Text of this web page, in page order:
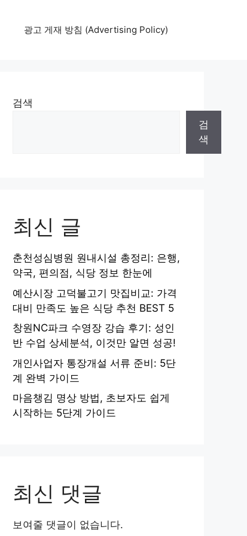
광고 게재 방침 (Advertising Policy)
검색
검
색
최신 글
춘천성심병원 원내시설 총정리: 은행,
약국, 편의점, 식당 정보 한눈에
예산시장 고덕불고기 맛집비교: 가격
대비 만족도 높은 식당 추천 BEST 5
창원NC파크 수영장 강습 후기: 성인
반 수업 상세분석, 이것만 알면 성공!
개인사업자 통장개설 서류 준비: 5단
계 완벽 가이드
마음챙김 명상 방법, 초보자도 쉽게
시작하는 5단계 가이드
최신 댓글
보여줄 댓글이 없습니다.